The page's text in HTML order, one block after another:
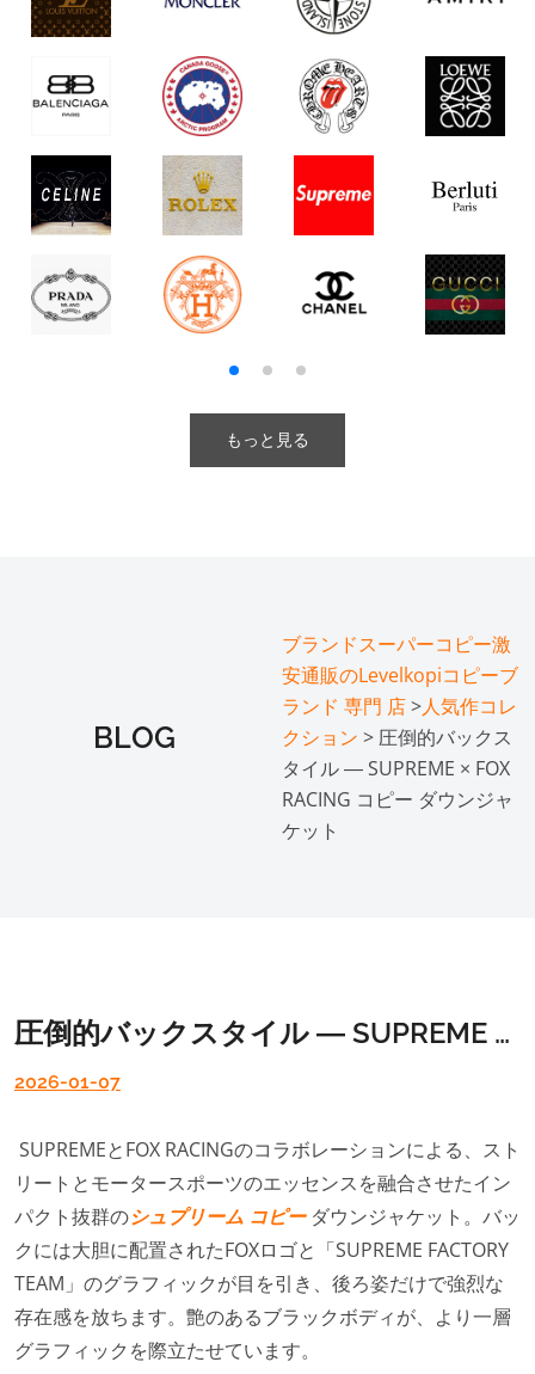
もっと見る
BLOG
ブランドスーパーコピー激
安通販のLevelkopiコピーブ
ランド 専門 店>人気作コレ
クション > 圧倒的バックス
タイル ― SUPREME × FOX
RACING コピー ダウンジャ
ケット
圧倒的バックスタイル ― SUPREME × FOX RACING コピー ダウンジャケット
2026-01-07
SUPREMEとFOX RACINGのコラボレーションによる、スト
リートとモータースポーツのエッセンスを融合させたイン
パクト抜群のシュプリーム コピーダウンジャケット。バッ
クには大胆に配置されたFOXロゴと「SUPREME FACTORY
TEAM」のグラフィックが目を引き、後ろ姿だけで強烈な
存在感を放ちます。艶のあるブラックボディが、より一層
グラフィックを際立たせています。